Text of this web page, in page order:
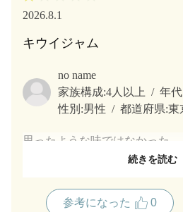
2026.8.1
キウイジャム
no name
家族構成:4人以上 年
性別:男性 都道府県:東
思ったような味ではなかった。
キウイの美味しさが感じられな
続きを読む
参考になった 0